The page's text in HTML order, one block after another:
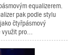
equalizerem.
pak podle stylu
čtyřpásmový
pro...